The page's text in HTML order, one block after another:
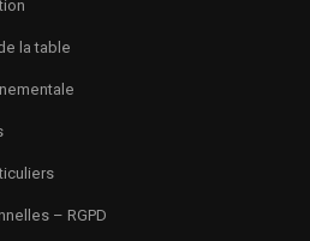
la table
– RGPD